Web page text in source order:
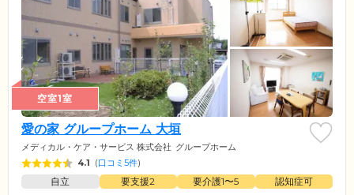
空室1室
愛の家 グループホーム 大垣
メディカル・ケア・サービス 株式会社 グループホーム
4.1 (口コミ5件)
自立 要支援2 要介護1〜5
認知症可